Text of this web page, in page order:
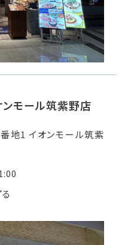
モール筑紫野店
地1 イオンモール筑紫